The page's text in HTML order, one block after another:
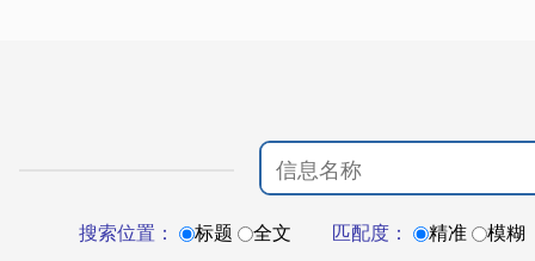
搜索位置： 标题 全文 匹配度： 精准 模糊